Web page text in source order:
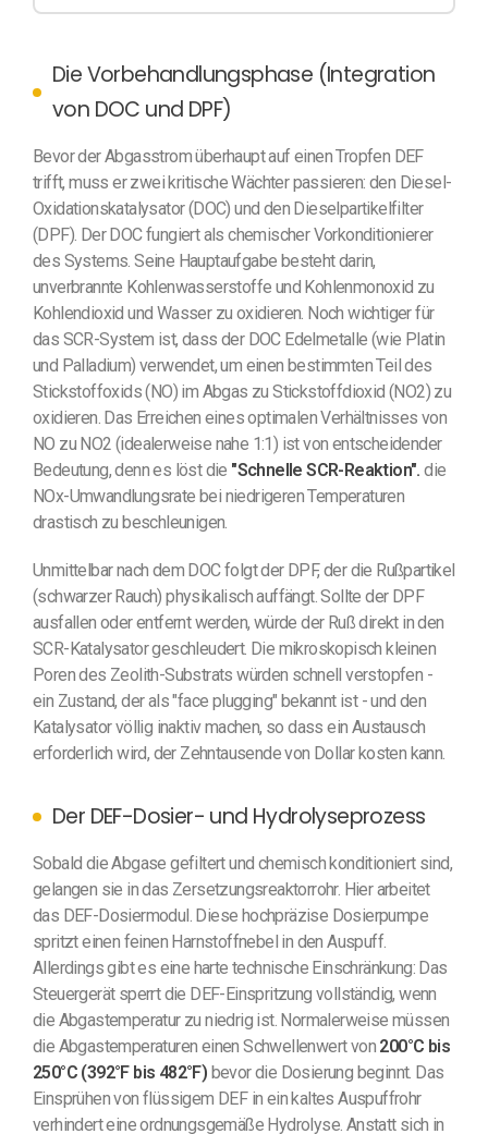
Die Vorbehandlungsphase (Integration
von DOC und DPF)
Bevor der Abgasstrom überhaupt auf einen Tropfen DEF
trifft, muss er zwei kritische Wächter passieren: den Diesel-
Oxidationskatalysator (DOC) und den Dieselpartikelfilter
(DPF). Der DOC fungiert als chemischer Vorkonditionierer
des Systems. Seine Hauptaufgabe besteht darin,
unverbrannte Kohlenwasserstoffe und Kohlenmonoxid zu
Kohlendioxid und Wasser zu oxidieren. Noch wichtiger für
das SCR-System ist, dass der DOC Edelmetalle (wie Platin
und Palladium) verwendet, um einen bestimmten Teil des
Stickstoffoxids (NO) im Abgas zu Stickstoffdioxid (NO2) zu
oxidieren. Das Erreichen eines optimalen Verhältnisses von
NO zu NO2 (idealerweise nahe 1:1) ist von entscheidender
Bedeutung, denn es löst die "Schnelle SCR-Reaktion". die
NOx-Umwandlungsrate bei niedrigeren Temperaturen
drastisch zu beschleunigen.
Unmittelbar nach dem DOC folgt der DPF, der die Rußpartikel
(schwarzer Rauch) physikalisch auffängt. Sollte der DPF
ausfallen oder entfernt werden, würde der Ruß direkt in den
SCR-Katalysator geschleudert. Die mikroskopisch kleinen
Poren des Zeolith-Substrats würden schnell verstopfen -
ein Zustand, der als "face plugging" bekannt ist - und den
Katalysator völlig inaktiv machen, so dass ein Austausch
erforderlich wird, der Zehntausende von Dollar kosten kann.
Der DEF-Dosier- und Hydrolyseprozess
Sobald die Abgase gefiltert und chemisch konditioniert sind,
gelangen sie in das Zersetzungsreaktorrohr. Hier arbeitet
das DEF-Dosiermodul. Diese hochpräzise Dosierpumpe
spritzt einen feinen Harnstoffnebel in den Auspuff.
Allerdings gibt es eine harte technische Einschränkung: Das
Steuergerät sperrt die DEF-Einspritzung vollständig, wenn
die Abgastemperatur zu niedrig ist. Normalerweise müssen
die Abgastemperaturen einen Schwellenwert von 200°C bis
250°C (392°F bis 482°F) bevor die Dosierung beginnt. Das
Einsprühen von flüssigem DEF in ein kaltes Auspuffrohr
verhindert eine ordnungsgemäße Hydrolyse. Anstatt sich in